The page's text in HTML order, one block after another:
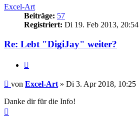
Excel-Art
Beiträge: 57
Registriert: Di 19. Feb 2013, 20:54
Re: Lebt "DigiJay" weiter?
Beitrag
von Excel-Art » Di 3. Apr 2018, 10:25
Danke dir für die Info!